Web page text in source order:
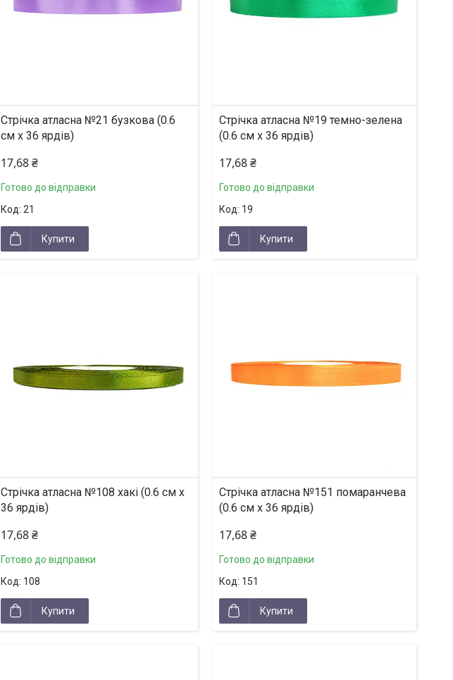
Стрічка атласна №21 бузкова (0.6
см х 36 ярдів)
17,68 ₴
Готово до відправки
21
Купити
Стрічка атласна №19 темно-зелена
(0.6 см х 36 ярдів)
17,68 ₴
Готово до відправки
19
Купити
Стрічка атласна №108 хакі (0.6 см х
36 ярдів)
17,68 ₴
Готово до відправки
108
Купити
Стрічка атласна №151 помаранчева
(0.6 см х 36 ярдів)
17,68 ₴
Готово до відправки
151
Купити